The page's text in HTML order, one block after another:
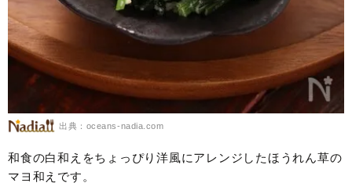
出典：oceans-nadia.com
和食の白和えをちょっぴり洋風にアレンジしたほうれん草の
マヨ和えです。